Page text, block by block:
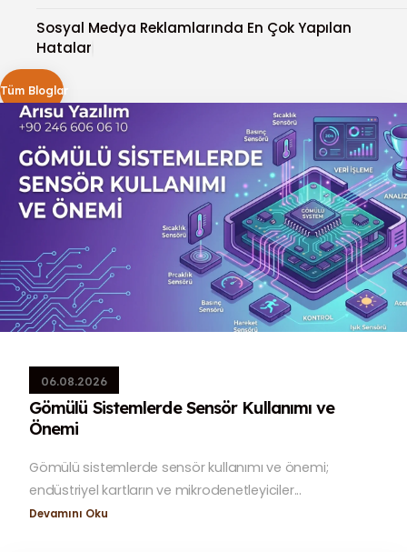
Sosyal Medya Reklamlarında En Çok Yapılan
Hatalar
Tüm Bloglar
06.08.2026
Gömülü Sistemlerde Sensör Kullanımı ve
Önemi
Gömülü sistemlerde sensör kullanımı ve önemi;
endüstriyel kartların ve mikrodenetleyiciler...
Devamını Oku